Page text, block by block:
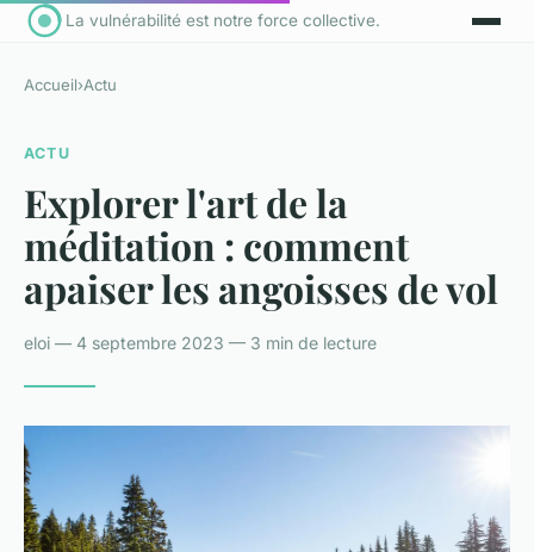
La vulnérabilité est notre force collective.
Accueil›Actu
ACTU
Explorer l'art de la
méditation : comment
apaiser les angoisses de vol
eloi — 4 septembre 2023 — 3 min de lecture